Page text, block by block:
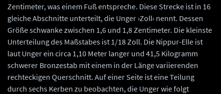
Zentimeter, was einem Fuß entspreche. Diese Strecke ist in 16
gleiche Abschnitte unterteilt, die Unger ›Zoll‹ nennt. Dessen
Größe schwanke zwischen 1,6 und 1,8 Zentimeter. Die kleinste
Unterteilung des Maßstabes ist 1/18 Zoll. Die Nippur-Elle ist
laut Unger ein circa 1,10 Meter langer und 41,5 Kilogramm
schwerer Bronzestab mit einem in der Länge variierenden
rechteckigen Querschnitt. Auf einer Seite ist eine Teilung
durch sechs Kerben zu beobachten, die Unger wie folgt